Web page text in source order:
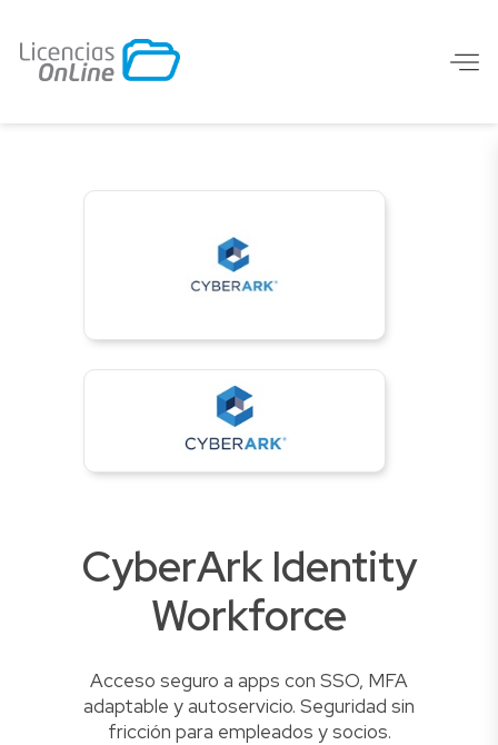
CyberArk Identity
Workforce
Acceso seguro a apps con SSO, MFA
adaptable y autoservicio. Seguridad sin
fricción para empleados y socios.